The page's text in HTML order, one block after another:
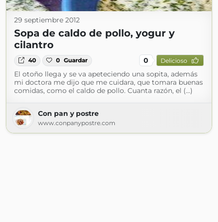
29 septiembre 2012
Sopa de caldo de pollo, yogur y
cilantro
40 0 Guardar 0 Delicioso
El otoño llega y se va apeteciendo una sopita, además
mi doctora me dijo que me cuidara, que tomara buenas
comidas, como el caldo de pollo. Cuanta razón, el (...)
Con pan y postre
www.conpanypostre.com